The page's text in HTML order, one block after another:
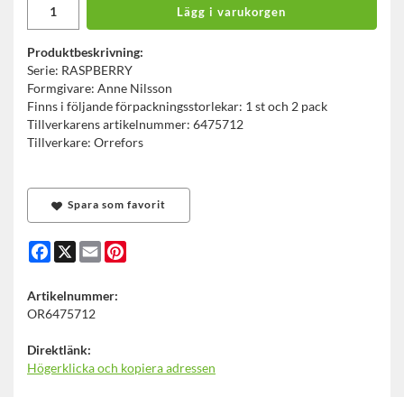
Lägg i varukorgen
Produktbeskrivning:
Serie: RASPBERRY
Formgivare: Anne Nilsson
Finns i följande förpackningsstorlekar: 1 st och 2 pack
Tillverkarens artikelnummer: 6475712
Tillverkare: Orrefors
Spara som favorit
Facebook
X Email
Artikelnummer:
OR6475712
Direktlänk:
Högerklicka och kopiera adressen